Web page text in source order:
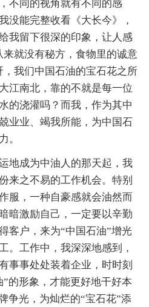
不同的视角就有不同的感
没能完整收看《大长今》，
我留下很深的印象，让人感
就没有秘方，食物里的诚意
我们中国石油的宝石花之所
江南北，靠的不就是每一位
的浇灌吗？而我，作为其中
业业、竭我所能，为中国石
。
地成为中油人的那天起，我
来之不易的工作机会。特别
服，一种自豪感就会油然而
暗激励自己，一定要以辛勤
客户，来为“中国石油”增光
。工作中，我深深地感到，
事事处处装着企业，时时刻
的形象，才能更好地干好本
争光，为灿烂的“宝石花”添